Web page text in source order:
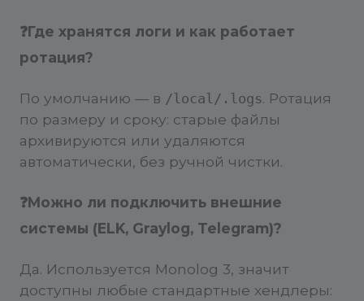
❓Где хранятся логи и как работает
ротация?
По умолчанию — в /local/.logs. Ротация
по размеру и сроку: старые файлы
архивируются или удаляются
автоматически, без ручной чистки.
❓Можно ли подключить внешние
системы (ELK, Graylog, Telegram)?
Да. Используется Monolog 3, значит
доступны любые стандартные хендлеры: